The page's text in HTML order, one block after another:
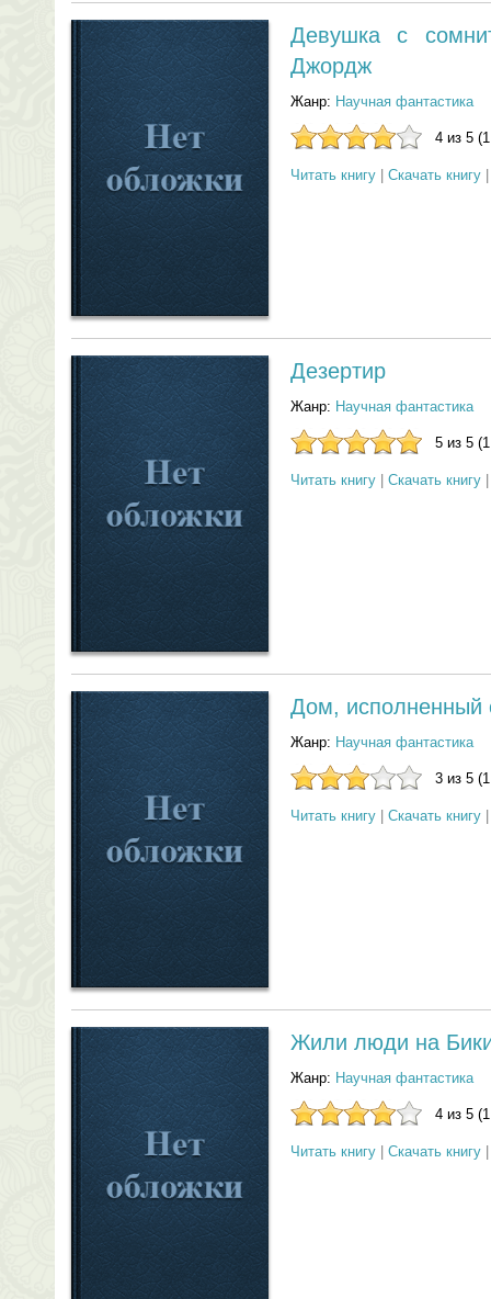
Девушка с
Джордж
Жанр: Научная фантастика
4 из 5
Читать книгу Скачать книгу
Дезертир
Жанр: Научная фантастика
5 из 5
Читать книгу Скачать книгу
Дом, исполненный
Жанр: Научная фантастика
3 из 5
Читать книгу Скачать книгу
Жили люди на
Жанр: Научная фантастика
4 из 5
Читать книгу Скачать книгу